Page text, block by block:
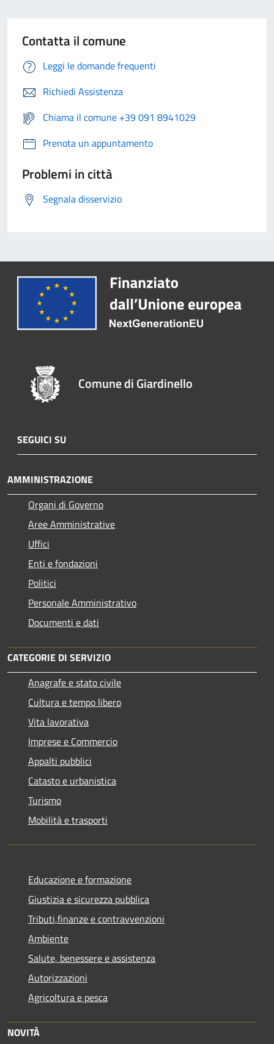
Contatta il comune
Leggi le domande frequenti
Richiedi Assistenza
Chiama il comune +39 091 8941029
Prenota un appuntamento
Problemi in città
Segnala disservizio
Comune di Giardinello
SEGUICI SU
AMMINISTRAZIONE
Organi di Governo
Aree Amministrative
Uffici
Enti e fondazioni
Politici
Personale Amministrativo
Documenti e dati
CATEGORIE DI SERVIZIO
Anagrafe e stato civile
Cultura e tempo libero
Vita lavorativa
Imprese e Commercio
Appalti pubblici
Catasto e urbanistica
Turismo
Mobilità e trasporti
Educazione e formazione
Giustizia e sicurezza pubblica
Tributi,finanze e contravvenzioni
Ambiente
Salute, benessere e assistenza
Autorizzazioni
Agricoltura e pesca
NOVITÀ